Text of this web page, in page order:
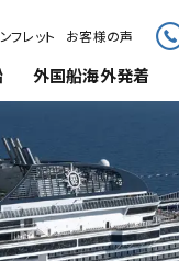
外国船海外発着
フレット お客様の声